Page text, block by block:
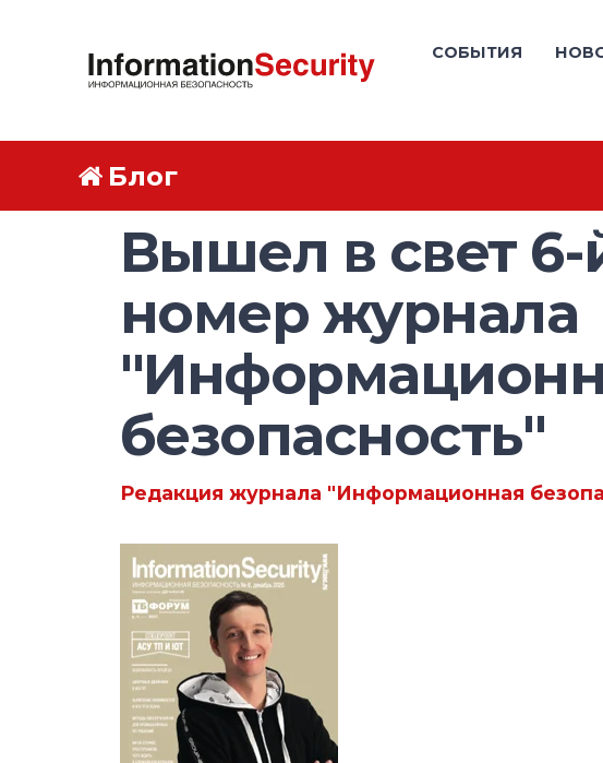
СОБЫТИЯ
Блог
Вышел в свет 6-
номер журнала
безопасность"
Редакция журнала "Информационная